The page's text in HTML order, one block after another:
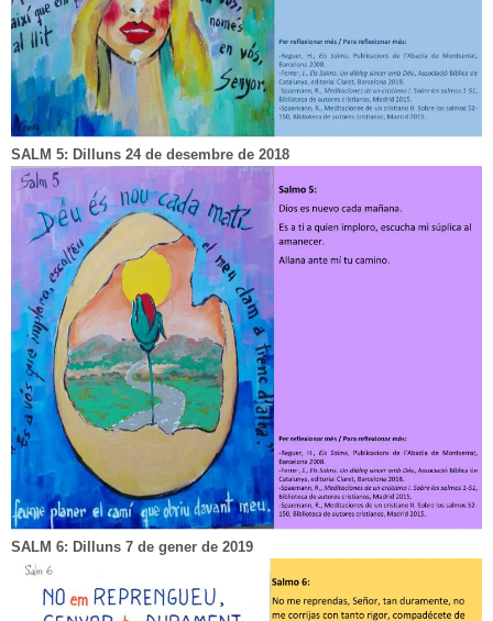
SALM 5: Dilluns 24 de desembre de 2018
SALM 6: Dilluns 7 de gener de 2019